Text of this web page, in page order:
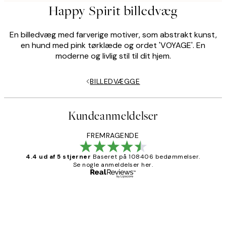
Happy Spirit billedvæg
En billedvæg med farverige motiver, som abstrakt kunst,
en hund med pink tørklæde og ordet 'VOYAGE'. En
moderne og livlig stil til dit hjem.
BILLEDVÆGGE
Kundeanmeldelser
FREMRAGENDE
4.4 ud af 5 stjerner Baseret på 108406 bedømmelser.
Se nogle anmeldelser her.